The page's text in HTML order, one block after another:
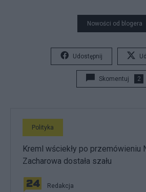
Nowości od blogera
Udostępnij
Skomentuj 2
Polityka
Kreml wściekły po przemówieniu
Zacharowa dostała szału
Redakcja